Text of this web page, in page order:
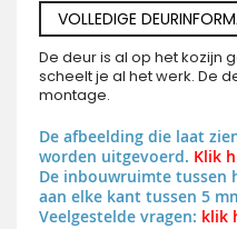
VOLLEDIGE
De deur is al op het
scheelt je al het werk. De
montage.
De afbeelding die laat
worden uitgevoerd. Klik
De inbouwruimte tussen
aan elke kant tussen 5
Veelgestelde vragen: klik